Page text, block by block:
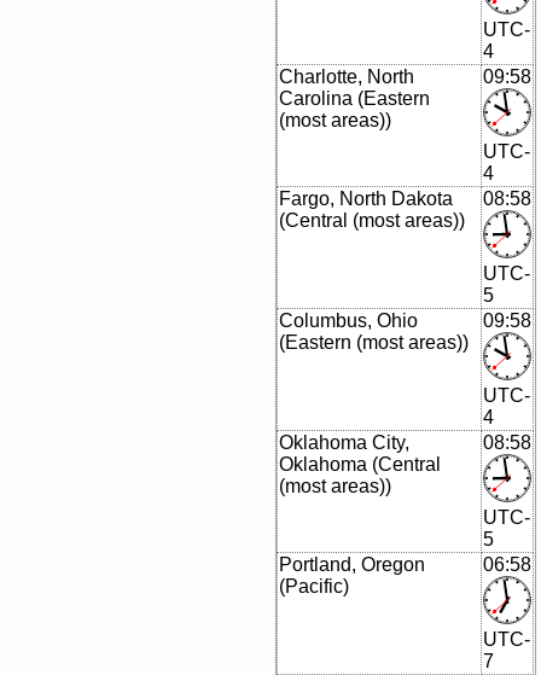
UTC-
4
Charlotte, North
Carolina (Eastern
(most areas))
09:58
UTC-
4
Fargo, North Dakota
(Central (most areas))
08:58
UTC-
5
Columbus, Ohio
(Eastern (most areas))
09:58
UTC-
4
Oklahoma City,
Oklahoma (Central
(most areas))
08:58
UTC-
5
Portland, Oregon
(Pacific)
06:58
UTC-
7